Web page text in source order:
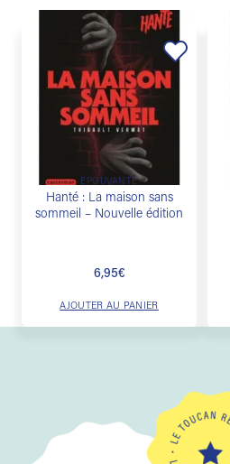
Ajouter
à la
EPOUVANTE
Hanté : La maison sans
sommeil – Nouvelle édition
6,95€
AJOUTER AU PANIER